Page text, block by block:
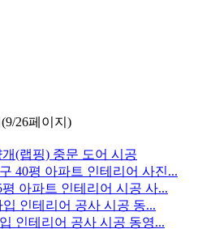
26페이지)
(랩핑) 중문 도어 시공
40평 아파트 인테리어 사진...
아파트 인테리어 시공 사...
인테리어 공사 시공 동...
인테리어 공사 시공 동영...